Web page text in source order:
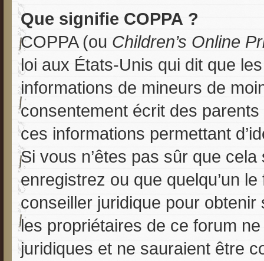
Que signifie COPPA ?
COPPA (ou Children’s Online
loi aux États-Unis qui dit que
informations de mineurs de
consentement écrit des
ces informations permettant
Si vous n’êtes pas sûr que
enregistrez ou que quelqu’un
conseiller juridique pour
les propriétaires de ce forum
juridiques et ne sauraient être